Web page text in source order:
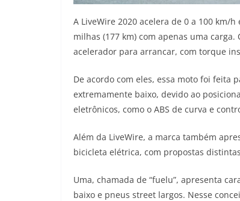
A LiveWire 2020 acelera de 0 a 100 km/
milhas (177 km) com apenas uma
acelerador para arrancar, com torque
De acordo com eles, essa moto foi feita
extremamente baixo, devido ao
eletrônicos, como o ABS de curva e
Além da LiveWire, a marca também
bicicleta elétrica, com propostas
Uma, chamada de “fuelu”, apresenta
baixo e pneus street largos. Nesse